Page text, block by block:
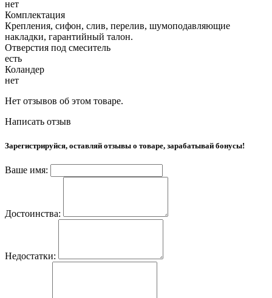
нет
Комплектация
Крепления, сифон, слив, перелив, шумоподавляющие
накладки, гарантийный талон.
Отверстия под смеситель
есть
Коландер
нет
Нет отзывов об этом товаре.
Написать отзыв
Зарегистрируйся, оставляй отзывы о товаре, зарабатывай бонусы!
Ваше имя:
Достоинства:
Недостатки: